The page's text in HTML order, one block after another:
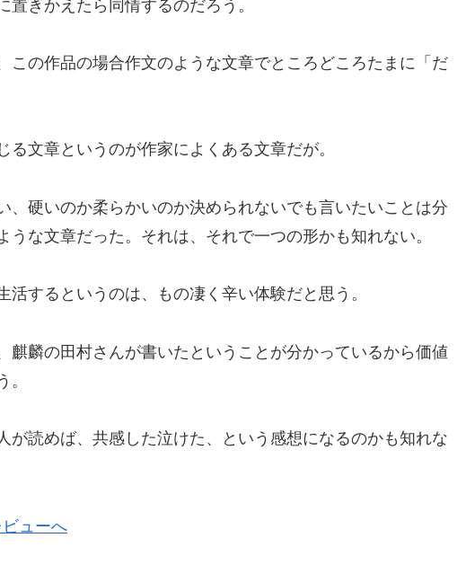
きかえたら同情するのだろう。
の作品の場合作文のような文章でところどころたまに「だ
文章というのが作家によくある文章だが。
硬いのか柔らかいのか決められないでも言いたいことは分
な文章だった。それは、それで一つの形かも知れない。
するというのは、もの凄く辛い体験だと思う。
麟の田村さんが書いたということが分かっているから価値
。
読めば、共感した泣けた、という感想になるのかも知れな